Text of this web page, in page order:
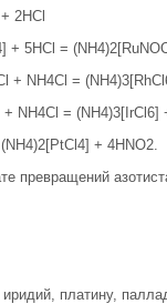
2HCl
+ 5HCl =
+ NH4Cl =
NH4Cl = (NH4)3[IrCl6]
+ 4HNO2.
превращений
платину,